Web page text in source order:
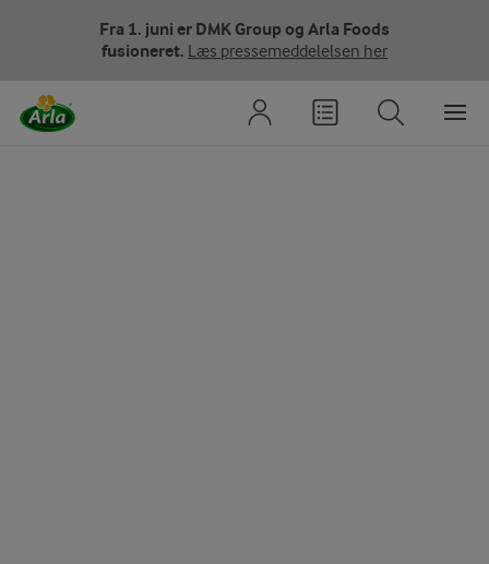
Fra 1. juni er DMK Group og Arla Foods
fusioneret. Læs pressemeddelelsen her